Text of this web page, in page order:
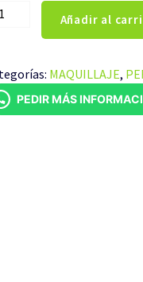
Añadir al
MAQUILLAJE,
PEDIR MÁS